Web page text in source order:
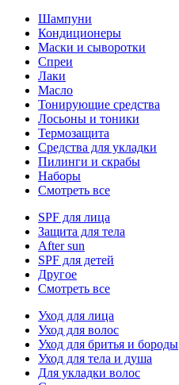
Шампуни
Кондиционеры
Маски и сыворотки
Спреи
Лаки
Масло
Тонирующие средства
Лосьоны и тоники
Термозащита
Средства для укладки
Пилинги и скрабы
Наборы
Смотреть все
SPF для лица
Защита для тела
After sun
SPF для детей
Другое
Смотреть все
Уход для лица
Уход для волос
Уход для бритья и бороды
Уход для тела и душа
Для укладки волос